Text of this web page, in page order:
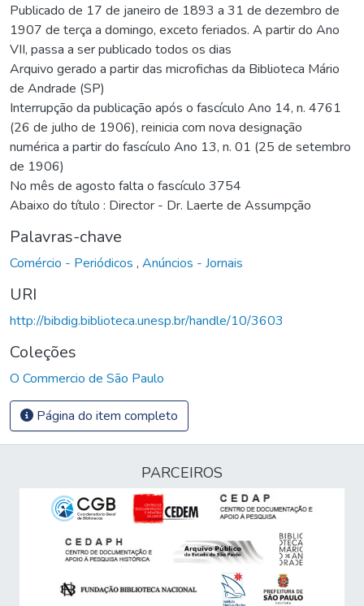
Publicado de 17 de janeiro de 1893 a 31 de dezembro de
1907 de terça a domingo, exceto feriados. A partir do Ano
VII, passa a ser publicado todos os dias
Arquivo gerado a partir das microfichas da Biblioteca Mário
de Andrade (SP)
Interrupção da publicação após o fascículo Ano 14, n. 4761
(26 de julho de 1906), reinicia com nova designação
numérica a partir do fascículo Ano 13, n. 01 (25 de setembro
de 1906)
No mês de agosto falta o fascículo 3754
Abaixo do título : Director - Dr. Laerte de Assumpção
Palavras-chave
Comércio - Periódicos , Anúncios - Jornais
URI
http://bibdig.biblioteca.unesp.br/handle/10/3603
Coleções
O Commercio de São Paulo
Página do item completo
PARCEIROS